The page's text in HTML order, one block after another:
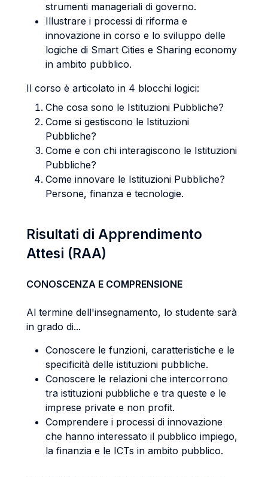
strumenti manageriali di governo.
Illustrare i processi di riforma e
innovazione in corso e lo sviluppo delle
logiche di Smart Cities e Sharing economy
in ambito pubblico.
Il corso è articolato in 4 blocchi logici:
Che cosa sono le Istituzioni Pubbliche?
Come si gestiscono le Istituzioni
Pubbliche?
Come e con chi interagiscono le Istituzioni
Pubbliche?
Come innovare le Istituzioni Pubbliche?
Persone, finanza e tecnologie.
Risultati di Apprendimento
Attesi (RAA)
CONOSCENZA E COMPRENSIONE
Al termine dell'insegnamento, lo studente sarà
in grado di...
Conoscere le funzioni, caratteristiche e le
specificità delle istituzioni pubbliche.
Conoscere le relazioni che intercorrono
tra istituzioni pubbliche e tra queste e le
imprese private e non profit.
Comprendere i processi di innovazione
che hanno interessato il pubblico impiego,
la finanzia e le ICTs in ambito pubblico.